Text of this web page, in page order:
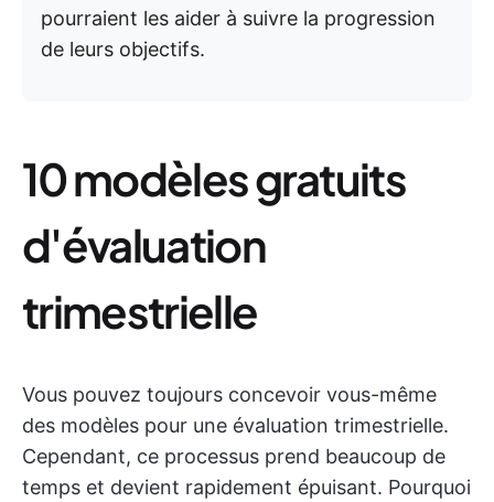
pourraient les aider à suivre la progression
de leurs objectifs.
10 modèles gratuits
d'évaluation
trimestrielle
Vous pouvez toujours concevoir vous-même
des modèles pour une évaluation trimestrielle.
Cependant, ce processus prend beaucoup de
temps et devient rapidement épuisant. Pourquoi